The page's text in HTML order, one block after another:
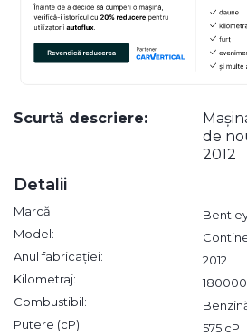
Scurtă descriere:
de
2012
Detalii
Marcă:
Model:
Anul fabricației:
2012
Kilometraj:
Combustibil:
Putere (cP):
575 cP